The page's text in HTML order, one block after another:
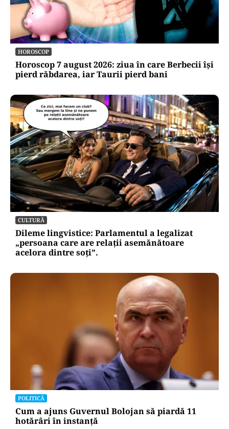
HOROSCOP
Horoscop 7 august 2026: ziua în care Berbecii își
pierd răbdarea, iar Taurii pierd bani
CULTURĂ
Dileme lingvistice: Parlamentul a legalizat
„persoana care are relații asemănătoare
acelora dintre soți”.
POLITICĂ
Cum a ajuns Guvernul Bolojan să piardă 11
hotărâri în instanță